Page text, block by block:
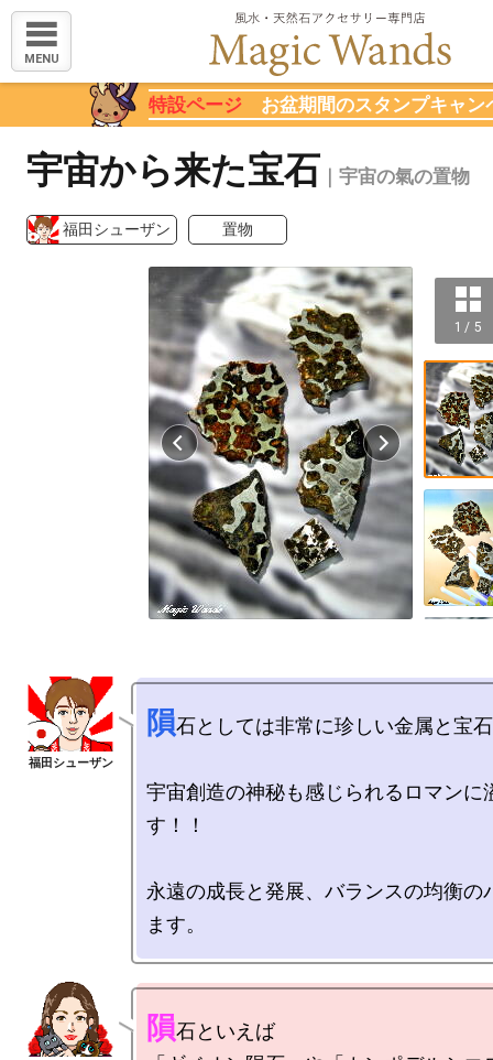
MENU
特設ページ お盆期間のスタンプキャン
宇宙から来た宝石 ｜宇宙の氣の置物
福田シューザン 置物
1 / 5
隕石としては非常に珍しい金属と宝
宇宙創造の神秘も感じられるロマンに
す！！
永遠の成長と発展、バランスの均衡の
隕